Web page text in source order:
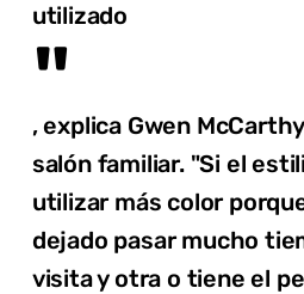
utilizado
"
, explica Gwen
salón familiar. "Si el
utilizar más color
dejado pasar mucho
visita y otra o tiene el